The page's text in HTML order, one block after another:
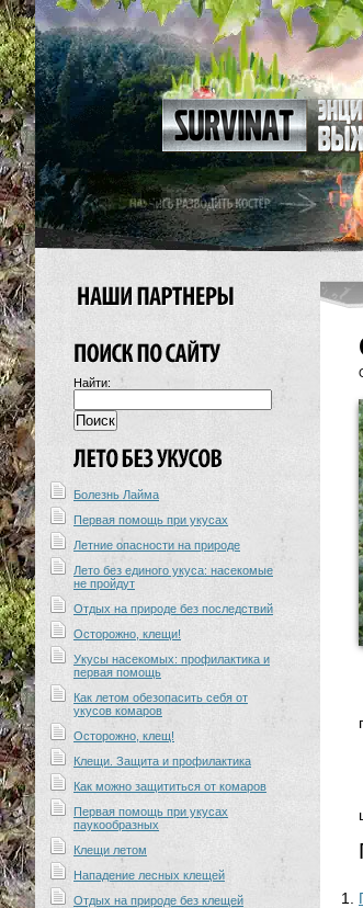
Найти:
Болезнь Лайма
Первая помощь при укусах
Летние опасности на природе
Лето без единого укуса: насекомые
не пройдут
Отдых на природе без последствий
Осторожно, клещи!
Укусы насекомых: профилактика и
первая помощь
Как летом обезопасить себя от
укусов комаров
Осторожно, клещ!
Клещи. Защита и профилактика
Как можно защититься от комаров
Первая помощь при укусах
паукообразных
Клещи летом
Нападение лесных клещей
Отдых на природе без клещей